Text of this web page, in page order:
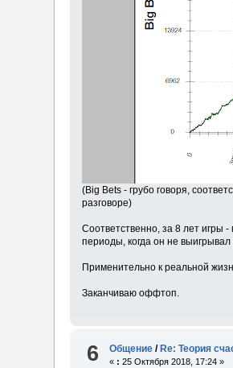
(Big Bets - грубо говоря,
разговоре)
Соответственно, за 8 лет игры
периоды, когда он не
Применительно к реальной
Заканчиваю оффтоп.
6 Общение / Re: Теория
« : 25 Октября 2018, 17:24 »